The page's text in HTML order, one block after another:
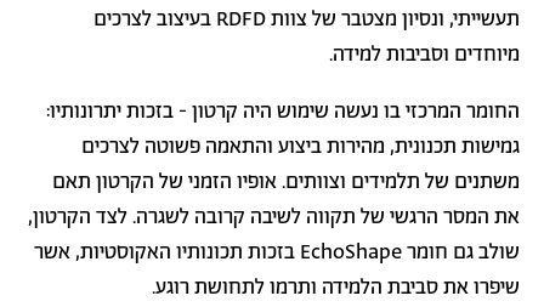
תעשייתי, ונסיון מצטבר של צוות RDFD בעיצוב לצרכים
מיוחדים וסביבות למידה.
החומר המרכזי בו נעשה שימוש היה קרטון - בזכות יתרונותיו:
גמישות תכנונית, מהירות ביצוע והתאמה פשוטה לצרכים
משתנים של תלמידים וצוותים. אופיו הזמני של הקרטון תאם
את המסר הרגשי של תקווה לשיבה קרובה לשגרה. לצד הקרטון,
שולב גם חומר EchoShape בזכות תכונותיו האקוסטיות, אשר
שיפרו את סביבת הלמידה ותרמו לתחושת רוגע.